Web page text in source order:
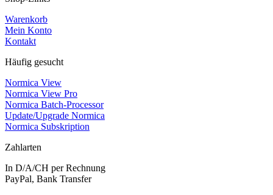
Warenkorb
Mein Konto
Kontakt
Häufig gesucht
Normica View
Normica View Pro
Normica Batch-Processor
Update/Upgrade Normica
Normica Subskription
Zahlarten
In D/A/CH per Rechnung
PayPal, Bank Transfer